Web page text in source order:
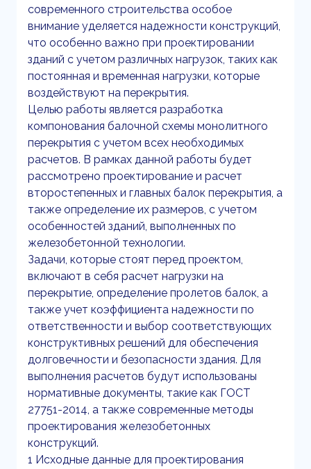
современного строительства особое
внимание уделяется надежности конструкций,
что особенно важно при проектировании
зданий с учетом различных нагрузок, таких как
постоянная и временная нагрузки, которые
воздействуют на перекрытия.
Целью работы является разработка
компонования балочной схемы монолитного
перекрытия с учетом всех необходимых
расчетов. В рамках данной работы будет
рассмотрено проектирование и расчет
второстепенных и главных балок перекрытия, а
также определение их размеров, с учетом
особенностей зданий, выполненных по
железобетонной технологии.
Задачи, которые стоят перед проектом,
включают в себя расчет нагрузки на
перекрытие, определение пролетов балок, а
также учет коэффициента надежности по
ответственности и выбор соответствующих
конструктивных решений для обеспечения
долговечности и безопасности здания. Для
выполнения расчетов будут использованы
нормативные документы, такие как ГОСТ
27751-2014, а также современные методы
проектирования железобетонных
конструкций.
1 Исходные данные для проектирования